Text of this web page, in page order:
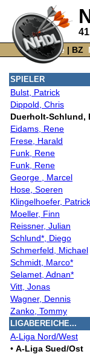
Home‌ | BZ
SPIELER
Bulst, Patrick
Dippold, Chris
Duerholt-Schlund,
Eidams, Rene
Frese, Harald
Funk, Rene
Funk, Rene
George , Marcel
Hose, Soeren
Klingelhoefer, Patrick
Moeller, Finn
Reissner, Julian
Schlund*, Diego
Schmerfeld, Michael
Schmidt, Marco*
Selamet, Adnan*
Vitt, Jonas
Wagner, Dennis
Zanko, Tommy
LIGABEREICHE...
A-Liga Nord/West
• A-Liga Sued/Ost